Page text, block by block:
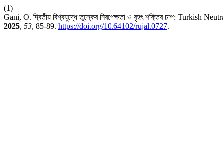
(1)
Gani, O. দ্বিতীয় বিশ্বযুদ্ধে তুস্কের নিরপেক্ষতা ও বৃহৎ শক্তির চাপ: Turkish
2025, 53, 85-89. https://doi.org/10.64102/rujal.0727.